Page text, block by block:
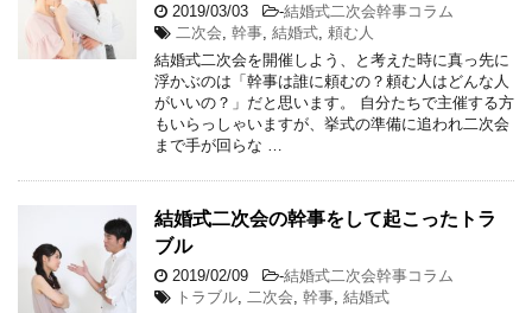
2019/03/03 -結婚式二次会幹事コラム
二次会 幹事 結婚式 頼む人
結婚式二次会を開催しよう、と考えた時に真っ先に
浮かぶのは「幹事は誰に頼むの？頼む人はどんな人
がいいの？」だと思います。 自分たちで主催する方
もいらっしゃいますが、挙式の準備に追われ二次会
まで手が回らな …
結婚式二次会の幹事をして起こったトラ
ブル
2019/02/09 -結婚式二次会幹事コラム
トラブル
二次会 幹事 結婚式